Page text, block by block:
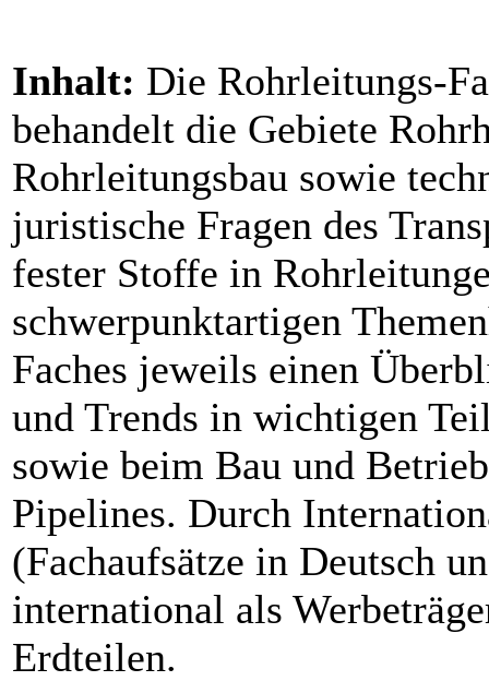
Inhalt: Die Rohrleitungs-
behandelt die Gebiete
Rohrleitungsbau sowie
juristische Fragen des
fester Stoffe in
schwerpunktartigen
Faches jeweils einen
und Trends in wichtigen
sowie beim Bau und
Pipelines. Durch
(Fachaufsätze in Deutsch
international als
Erdteilen.